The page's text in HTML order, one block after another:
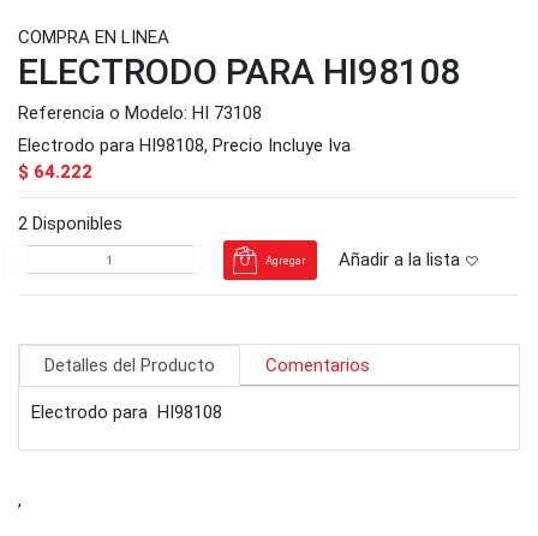
COMPRA EN LINEA
ELECTRODO PARA HI98108
Referencia o Modelo: HI 73108
Electrodo para HI98108, Precio Incluye Iva
$ 64.222
2 Disponibles
Agregar Añadir a la lista
Detalles del Producto Comentarios
Electrodo para HI98108
,